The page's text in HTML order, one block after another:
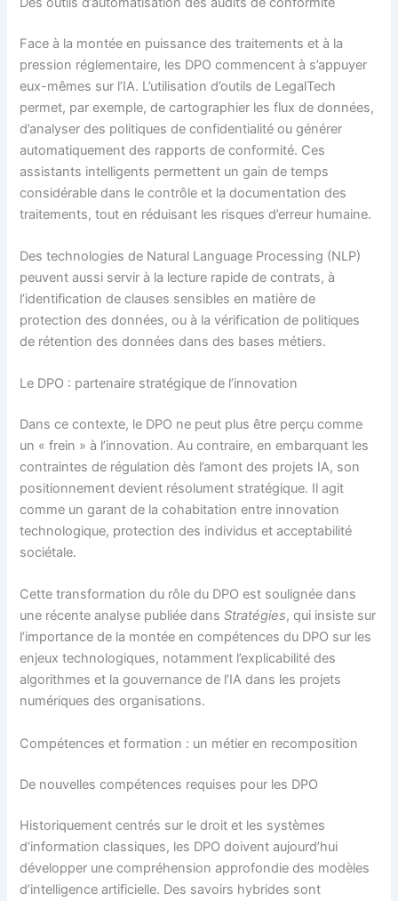
Face à la montée en puissance des traitements et à la
pression réglementaire, les DPO commencent à s’appuyer
eux-mêmes sur l’IA. L’utilisation d’outils de LegalTech
permet, par exemple, de cartographier les flux de données,
d’analyser des politiques de confidentialité ou générer
automatiquement des rapports de conformité. Ces
assistants intelligents permettent un gain de temps
considérable dans le contrôle et la documentation des
traitements, tout en réduisant les risques d’erreur humaine.
Des technologies de Natural Language Processing (NLP)
peuvent aussi servir à la lecture rapide de contrats, à
l’identification de clauses sensibles en matière de
protection des données, ou à la vérification de politiques
de rétention des données dans des bases métiers.
Le DPO : partenaire stratégique de l’innovation
Dans ce contexte, le DPO ne peut plus être perçu comme
un « frein » à l’innovation. Au contraire, en embarquant les
contraintes de régulation dès l’amont des projets IA, son
positionnement devient résolument stratégique. Il agit
comme un garant de la cohabitation entre innovation
technologique, protection des individus et acceptabilité
sociétale.
Cette transformation du rôle du DPO est soulignée dans
une récente analyse publiée dansStratégies, qui insiste sur
l’importance de la montée en compétences du DPO sur les
enjeux technologiques, notamment l’explicabilité des
algorithmes et la gouvernance de l’IA dans les projets
numériques des organisations.
Compétences et formation : un métier en recomposition
De nouvelles compétences requises pour les DPO
Historiquement centrés sur le droit et les systèmes
d’information classiques, les DPO doivent aujourd’hui
développer une compréhension approfondie des modèles
d’intelligence artificielle. Des savoirs hybrides sont